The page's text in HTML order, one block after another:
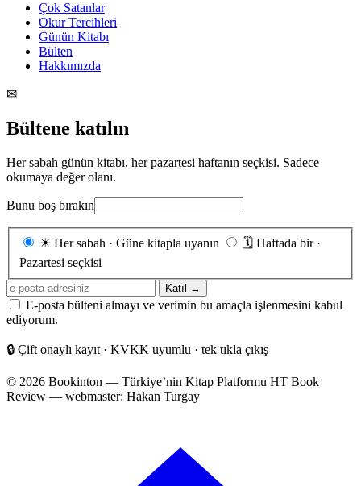
Çok Satanlar
Okur Tercihleri
Günün Kitabı
Bülten
Hakkımızda
✉
Bültene katılın
Her sabah günün kitabı, her pazartesi haftanın seçkisi. Sadece
okumaya değer olanı.
Bunu boş bırakın
Gönderim
☀ Her sabah · Güne kitapla uyanın 🗓 Haftada bir ·
Pazartesi seçkisi
E-
posta
adresiniz
Katıl →
E-posta bülteni almayı ve verimin bu amaçla işlenmesini kabul
ediyorum.
🔒 Çift onaylı kayıt · KVKK uyumlu · tek tıkla çıkış
© 2026 Bookinton — Türkiye’nin Kitap Platformu HT Book
Review — webmaster: Hakan Turgay